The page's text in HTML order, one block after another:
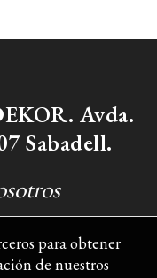
Avda.
Sabadell.
para obtener
de nuestros